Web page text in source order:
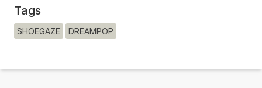
Tags
SHOEGAZE DREAMPOP